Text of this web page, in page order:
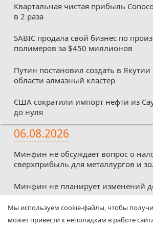
Квартальная чистая прибыль
в 2 раза
SABIC продала свой бизнес по
полимеров за $450 миллионов
Путин постановил создать в
области алмазный кластер
США сократили импорт нефти из
до нуля
06.08.2026
Минфин не обсуждает вопрос о
сверхприбыль для металлургов и
Минфин не планирует изменений
Минфин против любых налоговых
нефтекомпаний из-за дефицитного
Мы используем cookie-файлы, чтобы
может привести к неполадкам в работе